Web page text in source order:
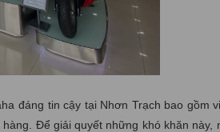
đáng tin cậy tại Nhơn Trạch bao gồm
Để giải quyết những khó khăn này,